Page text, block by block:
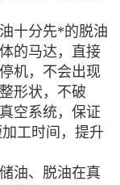
十分先*的脱油
的马达，直接
机，不会出现
形状，不破
空系统，保证
工时间，提升
油、脱油在真